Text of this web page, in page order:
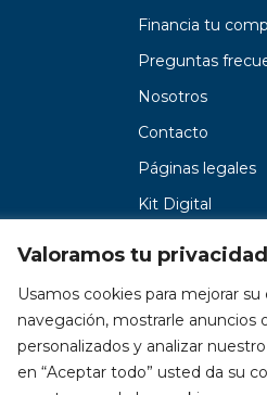
Valoramos tu privacidad
Usamos cookies para mejorar su
navegación, mostrarle anuncios
personalizados y analizar
en “Aceptar todo” usted da su
Financia tu
Preguntas
Nosotros
Contacto
Páginas legales
Kit Digital